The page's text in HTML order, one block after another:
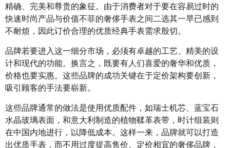
精确、完美和尊贵的象征。由于消费者对于要在容易过时的
快速时尚产品与价值不菲的奢侈手表之间二选其一早已感到
不耐烦，因此订价合理的优质经典手表需求殷切。
品牌若要进入这一细分市场，必须有卓越的工艺、精美的设
计和现代的功能。换言之，既要有人们喜爱的奢华和优质，
价格也要实惠。这些品牌的成功关键在于定价架构要创新，
吸引顾客的手法要崭新。
这些品牌通常的做法是使用优质配件，如瑞士机芯、蓝宝石
水晶玻璃表面，和意大利制造的植物鞣革表带，时计组装则
在中国内地进行，以降低成本。这样一来，品牌就可以打造
出优质手表，而不用过度提高售价。定价相宜的奢侈品牌，